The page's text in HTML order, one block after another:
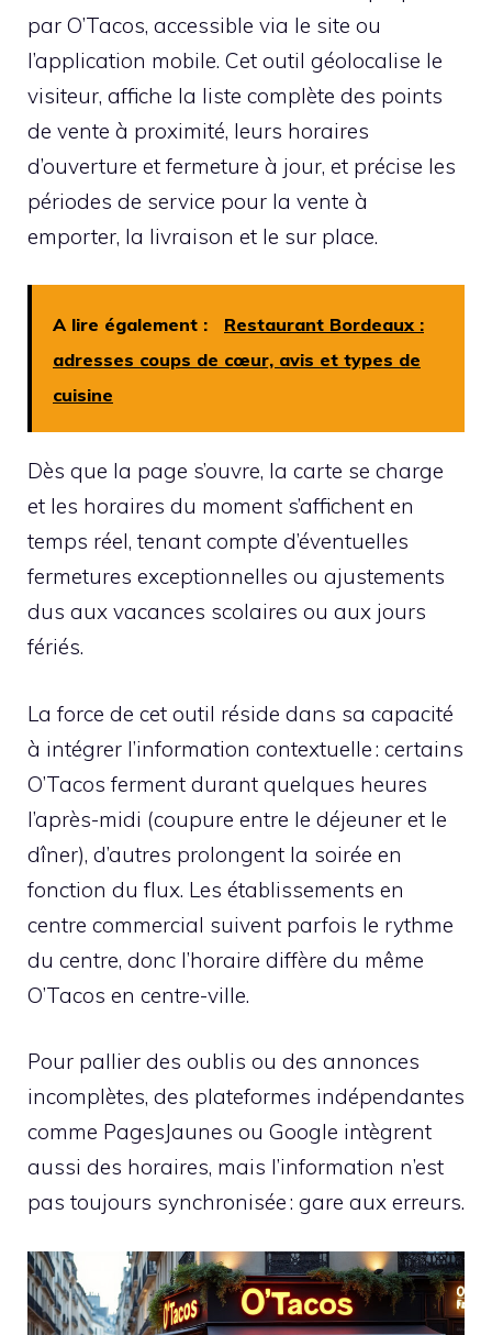
par O’Tacos, accessible via le site ou
l’application mobile. Cet outil géolocalise le
visiteur, affiche la liste complète des points
de vente à proximité, leurs horaires
d’ouverture et fermeture à jour, et précise les
périodes de service pour la vente à
emporter, la livraison et le sur place.
A lire également :
Restaurant Bordeaux :
adresses coups de cœur, avis et types de
cuisine
Dès que la page s’ouvre, la carte se charge
et les horaires du moment s’affichent en
temps réel, tenant compte d’éventuelles
fermetures exceptionnelles ou ajustements
dus aux vacances scolaires ou aux jours
fériés.
La force de cet outil réside dans sa capacité
à intégrer l’information contextuelle : certains
O’Tacos ferment durant quelques heures
l’après-midi (coupure entre le déjeuner et le
dîner), d’autres prolongent la soirée en
fonction du flux. Les établissements en
centre commercial suivent parfois le rythme
du centre, donc l’horaire diffère du même
O’Tacos en centre-ville.
Pour pallier des oublis ou des annonces
incomplètes, des plateformes indépendantes
comme PagesJaunes ou Google intègrent
aussi des horaires, mais l’information n’est
pas toujours synchronisée : gare aux erreurs.